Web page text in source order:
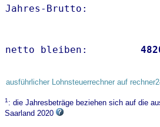
Jahres-
netto bleiben:
ausführlicher Lohnsteuerrechner auf
1: die Jahresbeträge beziehen sich auf die
Saarland 2020